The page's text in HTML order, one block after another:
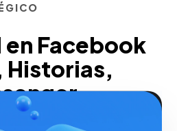
Facebook
Historias,